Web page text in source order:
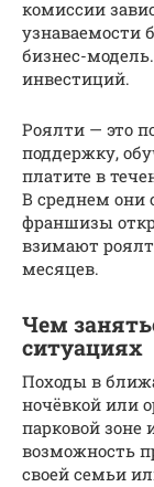
комиссии
узнаваемости
бизнес-
инвестиций.
Роялти — это
поддержку,
платите в
В среднем они
франшизы
взимают
месяцев.
Чем
ситуациях
Походы в
ночёвкой или
парковой зоне
возможность
своей семьи